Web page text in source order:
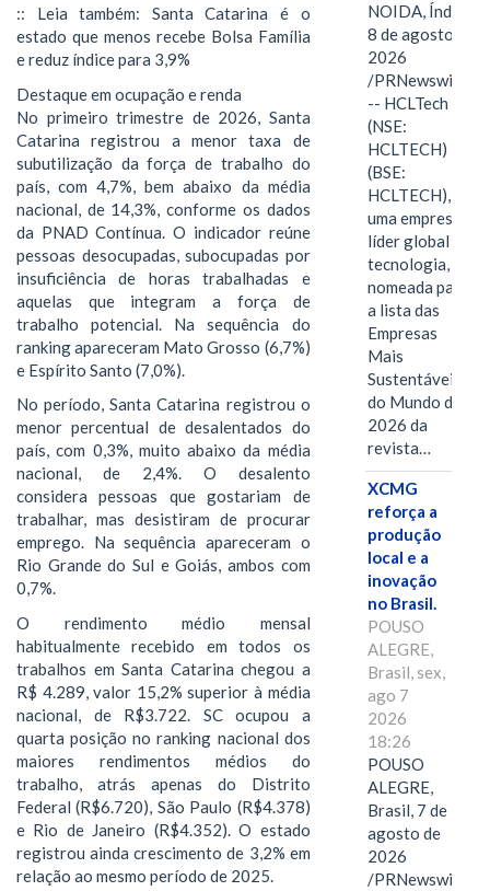
:: Leia também: Santa Catarina é o
estado que menos recebe Bolsa Família
e reduz índice para 3,9%
Destaque em ocupação e renda
No primeiro trimestre de 2026, Santa
Catarina registrou a menor taxa de
subutilização da força de trabalho do
país, com 4,7%, bem abaixo da média
nacional, de 14,3%, conforme os dados
da PNAD Contínua. O indicador reúne
pessoas desocupadas, subocupadas por
insuficiência de horas trabalhadas e
aquelas que integram a força de
trabalho potencial. Na sequência do
ranking apareceram Mato Grosso (6,7%)
e Espírito Santo (7,0%).
No período, Santa Catarina registrou o
menor percentual de desalentados do
país, com 0,3%, muito abaixo da média
nacional, de 2,4%. O desalento
considera pessoas que gostariam de
trabalhar, mas desistiram de procurar
emprego. Na sequência apareceram o
Rio Grande do Sul e Goiás, ambos com
0,7%.
O rendimento médio mensal
habitualmente recebido em todos os
trabalhos em Santa Catarina chegou a
R$ 4.289, valor 15,2% superior à média
nacional, de R$3.722. SC ocupou a
quarta posição no ranking nacional dos
maiores rendimentos médios do
trabalho, atrás apenas do Distrito
Federal (R$6.720), São Paulo (R$4.378)
e Rio de Janeiro (R$4.352). O estado
registrou ainda crescimento de 3,2% em
relação ao mesmo período de 2025.
NOIDA, Índia,
8 de agosto de
2026
/PRNewswire/
-- HCLTech
(NSE:
HCLTECH)
(BSE:
HCLTECH),
uma empresa
líder global em
tecnologia, foi
nomeada para
a lista das
Empresas
Mais
Sustentáveis
do Mundo de
2026 da
revista…
XCMG
reforça a
produção
local e a
inovação
no Brasil.
POUSO
ALEGRE,
Brasil, sex,
ago 7
2026
18:26
POUSO
ALEGRE,
Brasil, 7 de
agosto de
2026
/PRNewswire/